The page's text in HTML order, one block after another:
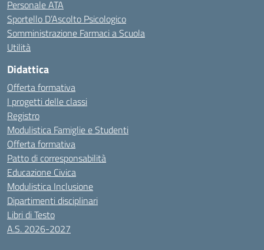
Personale ATA
Sportello D’Ascolto Psicologico
Somministrazione Farmaci a Scuola
Utilità
Didattica
Offerta formativa
I progetti delle classi
Registro
Modulistica Famiglie e Studenti
Offerta formativa
Patto di corresponsabilità
Educazione Civica
Modulistica Inclusione
Dipartimenti disciplinari
Libri di Testo
A.S. 2026-2027